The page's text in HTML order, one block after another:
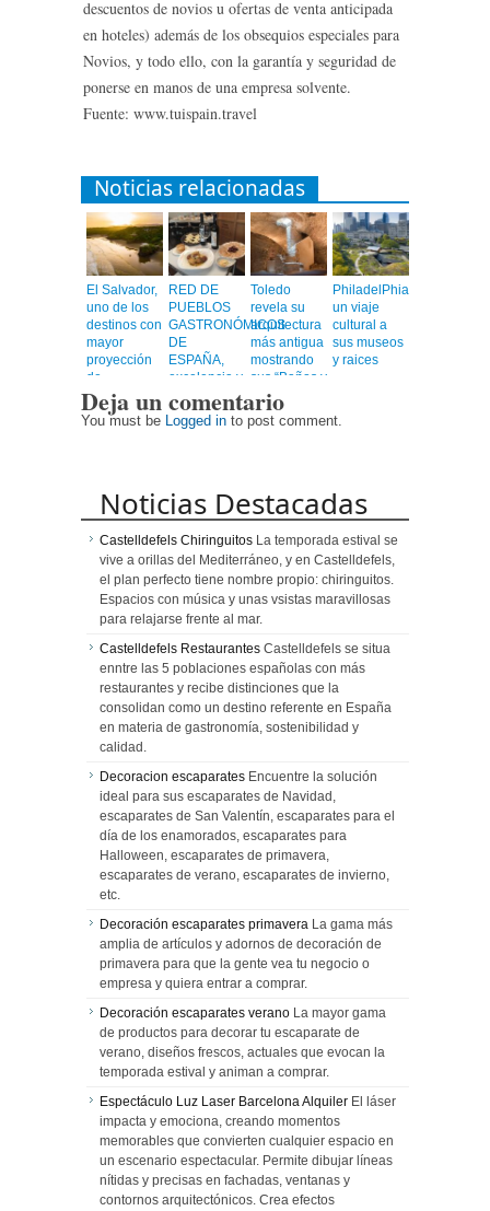
descuentos de novios u ofertas de venta anticipada
en hoteles) además de los obsequios especiales para
Novios, y todo ello, con la garantía y seguridad de
ponerse en manos de una empresa solvente.
Fuente: www.tuispain.travel
Noticias relacionadas
El Salvador,
uno de los
destinos con
mayor
proyección
de
Centroamérica
RED DE
PUEBLOS
GASTRONÓMICOS
DE
ESPAÑA,
excelencia y
un viaje
emocionante
Toledo
revela su
arquitectura
más antigua
mostrando
sus “Baños y
Mezquitas”
PhiladelPhia,
un viaje
cultural a
sus museos
y raices
Deja un comentario
You must be Logged in to post comment.
Noticias Destacadas
Castelldefels Chiringuitos La temporada estival se
vive a orillas del Mediterráneo, y en Castelldefels,
el plan perfecto tiene nombre propio: chiringuitos.
Espacios con música y unas vsistas maravillosas
para relajarse frente al mar.
Castelldefels Restaurantes Castelldefels se situa
enntre las 5 poblaciones españolas con más
restaurantes y recibe distinciones que la
consolidan como un destino referente en España
en materia de gastronomía, sostenibilidad y
calidad.
Decoracion escaparates Encuentre la solución
ideal para sus escaparates de Navidad,
escaparates de San Valentín, escaparates para el
día de los enamorados, escaparates para
Halloween, escaparates de primavera,
escaparates de verano, escaparates de invierno,
etc.
Decoración escaparates primavera La gama más
amplia de artículos y adornos de decoración de
primavera para que la gente vea tu negocio o
empresa y quiera entrar a comprar.
Decoración escaparates verano La mayor gama
de productos para decorar tu escaparate de
verano, diseños frescos, actuales que evocan la
temporada estival y animan a comprar.
Espectáculo Luz Laser Barcelona Alquiler El láser
impacta y emociona, creando momentos
memorables que convierten cualquier espacio en
un escenario espectacular. Permite dibujar líneas
nítidas y precisas en fachadas, ventanas y
contornos arquitectónicos. Crea efectos